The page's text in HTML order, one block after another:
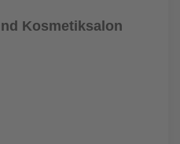
Kosmetiksalon